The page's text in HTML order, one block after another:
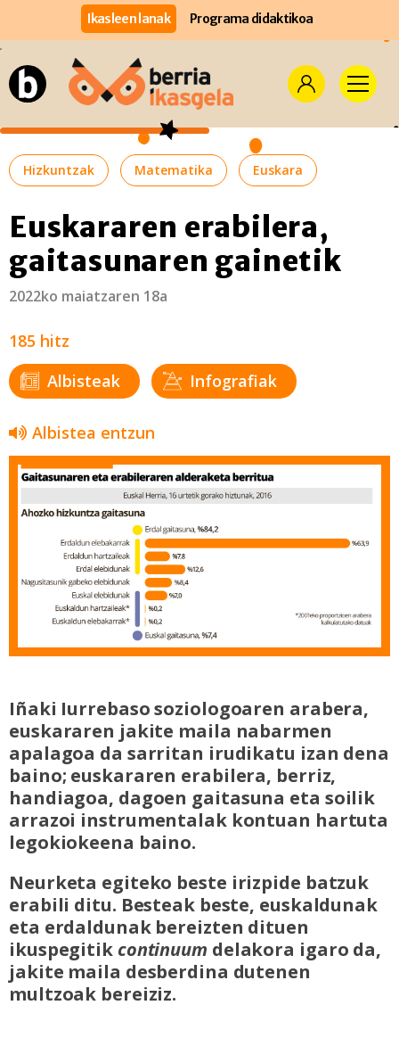
Ikasleen lanak Programa didaktikoa
Hizkuntzak Matematika Euskara
Euskararen erabilera,
gaitasunaren gainetik
2022ko maiatzaren 18a
185 hitz
Albisteak
Infografiak
Albistea entzun
Iñaki Iurrebaso soziologoaren arabera,
euskararen jakite maila nabarmen
apalagoa da sarritan irudikatu izan dena
baino; euskararen erabilera, berriz,
handiagoa, dagoen gaitasuna eta soilik
arrazoi instrumentalak kontuan hartuta
legokiokeena baino.
Neurketa egiteko beste irizpide batzuk
erabili ditu. Besteak beste, euskaldunak
eta erdaldunak bereizten dituen
ikuspegitik continuum delakora igaro da,
jakite maila desberdina dutenen
multzoak bereiziz.